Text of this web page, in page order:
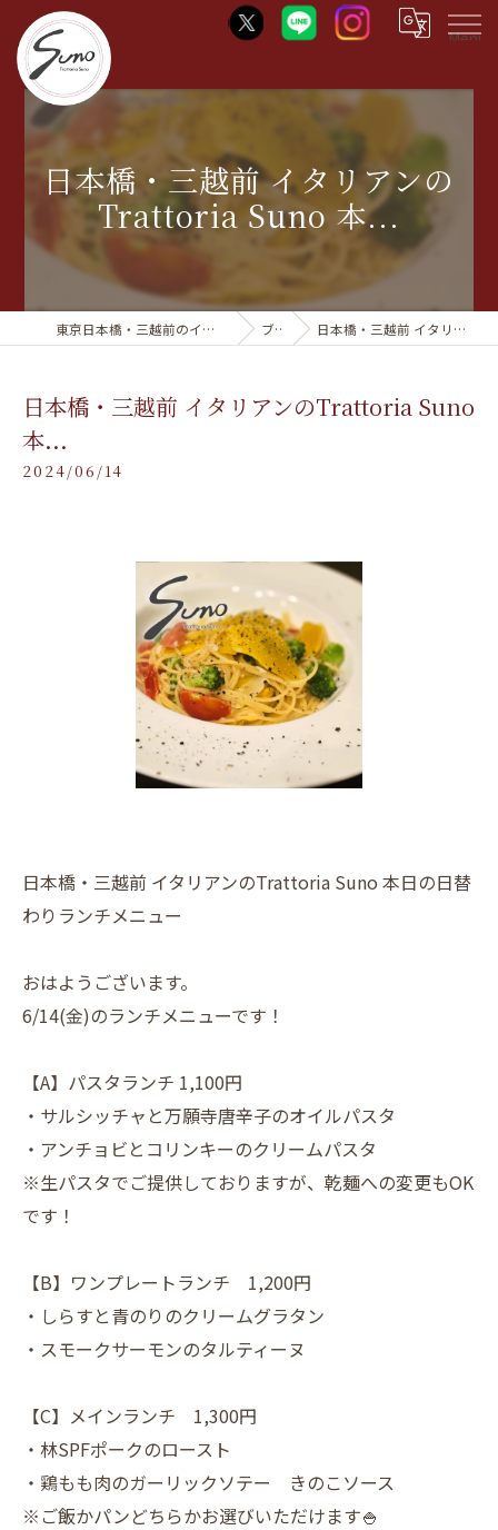
Menu
日本橋・三越前 イタリアンの
Trattoria Suno 本...
東京日本橋・三越前のイタリアンならTrattoria Suno ブログ 日本橋・三越前 イタリアンのTrattoria Suno 本...
日本橋・三越前 イタリアンのTrattoria Suno
本...
2024/06/14
日本橋・三越前 イタリアンのTrattoria Suno 本日の日替
わりランチメニュー
おはようございます。
6/14(金)のランチメニューです！
【A】パスタランチ 1,100円
・サルシッチャと万願寺唐辛子のオイルパスタ
・アンチョビとコリンキーのクリームパスタ
※生パスタでご提供しておりますが、乾麺への変更もOK
です！
【B】ワンプレートランチ 1,200円
・しらすと青のりのクリームグラタン
・スモークサーモンのタルティーヌ
【C】メインランチ 1,300円
・林SPFポークのロースト
・鶏​もも肉のガーリックソテー きのこソース
※ご飯かパンどちらかお選びいただけます🍚